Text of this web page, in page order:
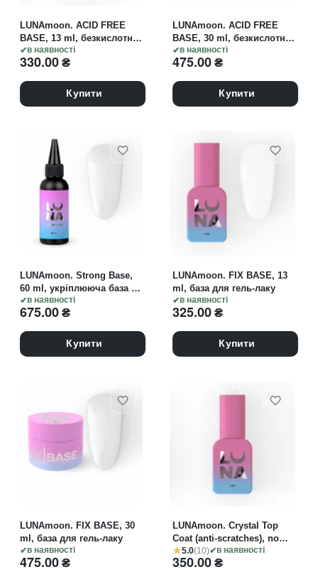
в наявності
LUNAmoon. ACID FREE
BASE, 13 ml, безкислотна
база
330.00₴
Купити
в наявності
LUNAmoon. ACID FREE
BASE, 30 ml, безкислотна
база
475.00₴
Купити
в наявності
LUNAmoon. Strong Base,
60 ml, укріплююча база 3-
в-1 (база, гель, топ)
675.00₴
Купити
в наявності
LUNAmoon. FIX BASE, 13
ml, база для гель-лаку
325.00₴
Купити
в наявності
LUNAmoon. FIX BASE, 30
ml, база для гель-лаку
475.00₴
5.0(10) в наявності
LUNAmoon. Crystal Top
Coat (anti-scratches), no
sticky, 13 ml, міцний
глянцевий топ без липкого
350.00₴